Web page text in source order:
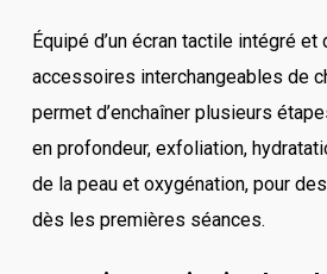
Équipé d’un écran tactile intégré et
accessoires interchangeables de
permet d’enchaîner plusieurs
en profondeur, exfoliation,
de la peau et oxygénation, pour
dès les premières séances.